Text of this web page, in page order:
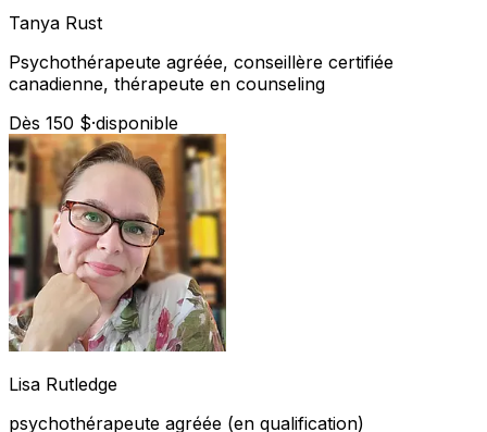
Tanya Rust
Psychothérapeute agréée, conseillère certifiée
canadienne, thérapeute en counseling
Dès 150 $·disponible
Lisa Rutledge
psychothérapeute agréée (en qualification)